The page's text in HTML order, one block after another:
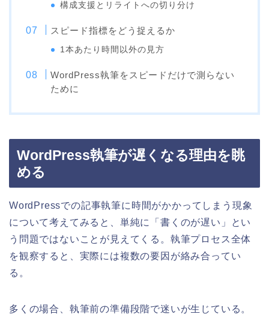
構成支援とリライトへの切り分け
スピード指標をどう捉えるか
1本あたり時間以外の見方
WordPress執筆をスピードだけで測らない
ために
WordPress執筆が遅くなる理由を眺
める
WordPressでの記事執筆に時間がかかってしまう現象
について考えてみると、単純に「書くのが遅い」とい
う問題ではないことが見えてくる。執筆プロセス全体
を観察すると、実際には複数の要因が絡み合ってい
る。
多くの場合、執筆前の準備段階で迷いが生じている。